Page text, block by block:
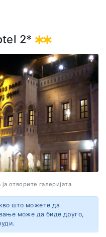
цркви и глетки кои го
2*
отворите галеријата
што можете да
може да биде друго,